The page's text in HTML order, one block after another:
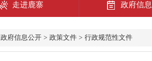
走进鹿寨 政府信
政府信息公开 > 政策文件 > 行政规范性文件